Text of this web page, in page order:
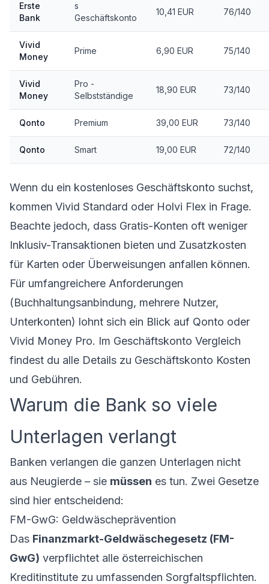
Erste
Bank
s
Geschäftskonto
10,41 EUR 76/140
Vivid
Money
Prime 6,90 EUR 75/140
Vivid
Money
Pro -
Selbstständige
18,90 EUR 73/140
Qonto Premium 39,00 EUR 73/140
Qonto Smart 19,00 EUR 72/140
Wenn du ein kostenloses Geschäftskonto suchst,
kommen Vivid Standard oder Holvi Flex in Frage.
Beachte jedoch, dass Gratis-Konten oft weniger
Inklusiv-Transaktionen bieten und Zusatzkosten
für Karten oder Überweisungen anfallen können.
Für umfangreichere Anforderungen
(Buchhaltungsanbindung, mehrere Nutzer,
Unterkonten) lohnt sich ein Blick auf Qonto oder
Vivid Money Pro. Im Geschäftskonto Vergleich
findest du alle Details zu Geschäftskonto Kosten
und Gebühren.
Warum die Bank so viele
Unterlagen verlangt
Banken verlangen die ganzen Unterlagen nicht
aus Neugierde – sie müssen es tun. Zwei Gesetze
sind hier entscheidend:
FM-GwG: Geldwäscheprävention
Das Finanzmarkt-Geldwäschegesetz (FM-
GwG) verpflichtet alle österreichischen
Kreditinstitute zu umfassenden Sorgfaltspflichten.